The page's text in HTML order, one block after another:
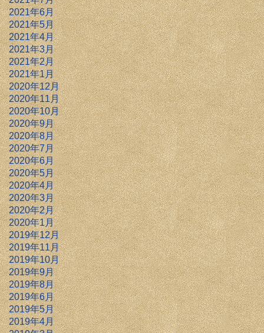
2021年6月
2021年5月
2021年4月
2021年3月
2021年2月
2021年1月
2020年12月
2020年11月
2020年10月
2020年9月
2020年8月
2020年7月
2020年6月
2020年5月
2020年4月
2020年3月
2020年2月
2020年1月
2019年12月
2019年11月
2019年10月
2019年9月
2019年8月
2019年6月
2019年5月
2019年4月